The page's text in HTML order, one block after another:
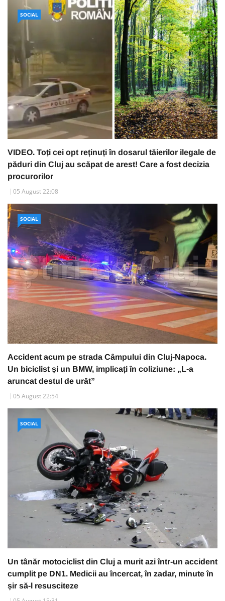
SOCIAL
VIDEO. Toți cei opt reținuți în dosarul tăierilor ilegale de
păduri din Cluj au scăpat de arest! Care a fost decizia
procurorilor
05 August 22:08
SOCIAL
Accident acum pe strada Câmpului din Cluj-Napoca.
Un biciclist și un BMW, implicați în coliziune: „L-a
aruncat destul de urât”
05 August 22:54
SOCIAL
Un tânăr motociclist din Cluj a murit azi într-un accident
cumplit pe DN1. Medicii au încercat, în zadar, minute în
șir să-l resusciteze